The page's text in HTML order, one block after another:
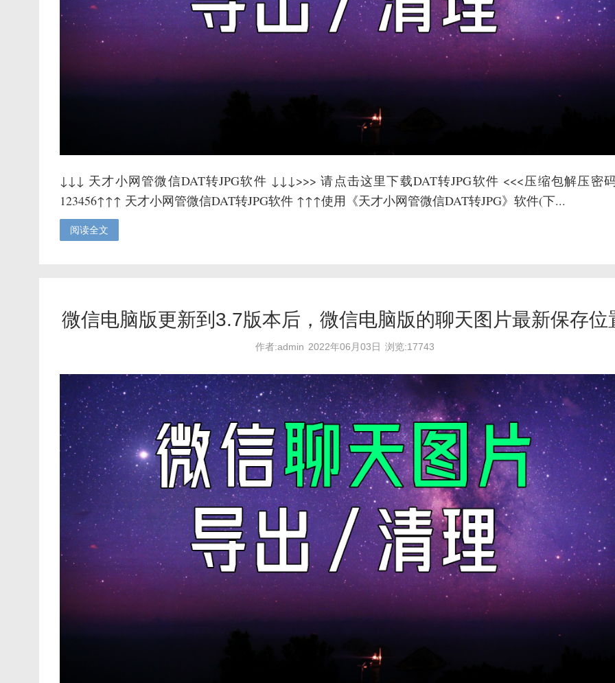
↓↓↓ 天才小网管微信DAT转JPG软件 ↓↓↓>>> 请点击这里下载DAT转JPG软件 <<<压缩包解压密
123456↑↑↑ 天才小网管微信DAT转JPG软件 ↑↑↑使用《天才小网管微信DAT转JPG》软件(下...
阅读全文
微信电脑版更新到3.7版本后，微信电脑版的聊天图片最新保存位
作者:admin 2022年06月03日 浏览:17743